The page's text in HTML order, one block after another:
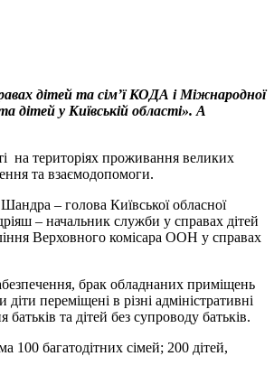
дітей та сім’ї КОДА і Міжнародної
дітей у Київській області». А
на територіях проживання великих
та взаємодопомоги.
– голова Київської обласної
– начальник служби у справах дітей
Верховного комісара ООН у справах
брак обладнаних приміщень
переміщені в різні адміністративні
та дітей без супроводу батьків.
багатодітних сімей; 200 дітей,